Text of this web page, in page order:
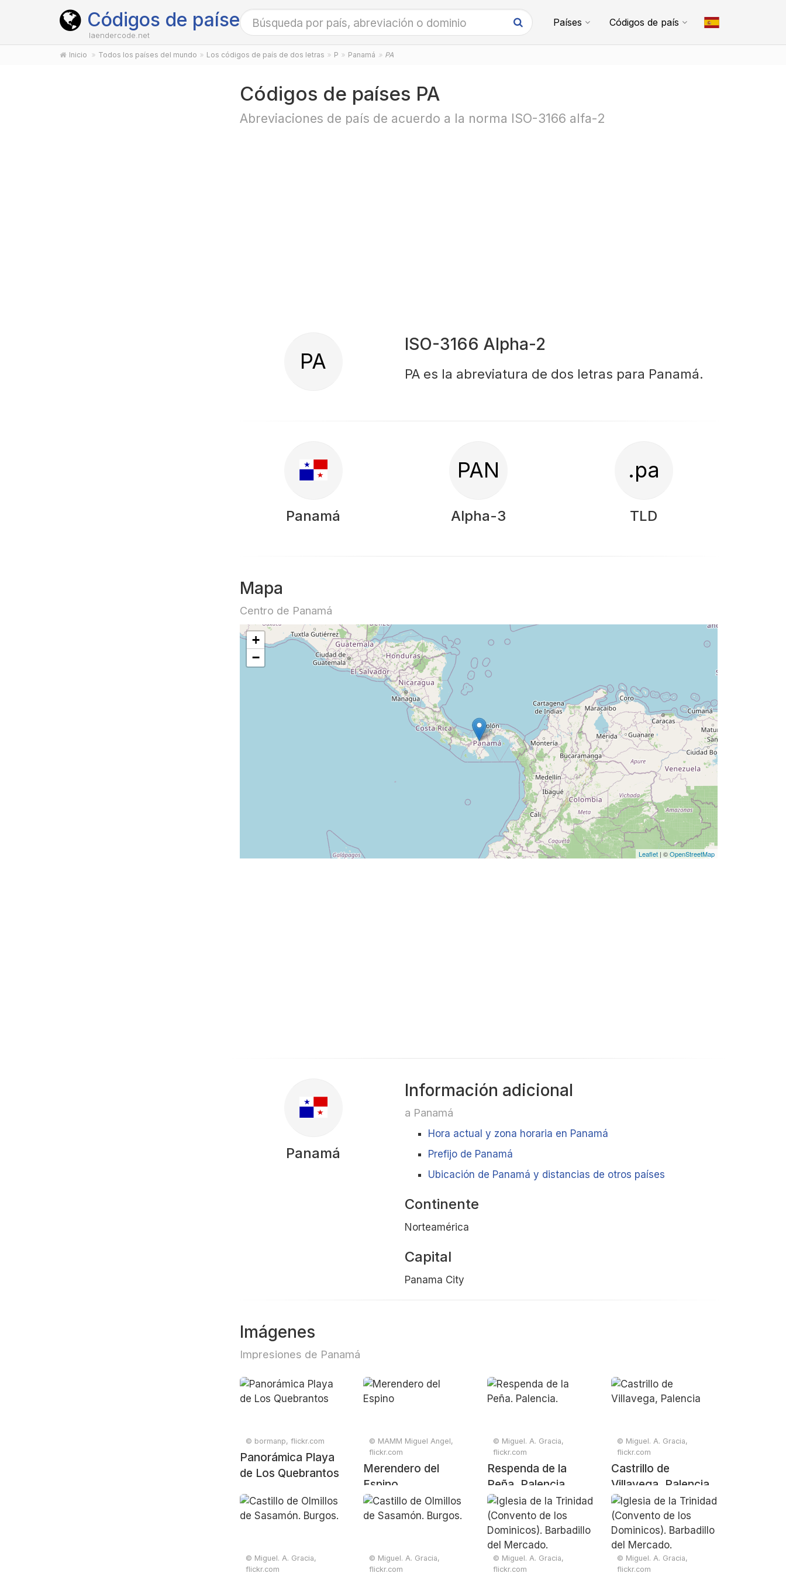
Códigos de países
laendercode.net
Países Códigos de país
Inicio Todos los países del mundo Los códigos de país de dos letras P Panamá PA
Códigos de países PA
Abreviaciones de país de acuerdo a la norma ISO-3166 alfa-2
PA
ISO-3166 Alpha-2
PA es la abreviatura de dos letras para Panamá.
Panamá
PAN
Alpha-3
.pa
TLD
Mapa
Centro de Panamá
+
−
Leaflet | ©OpenStreetMap
Panamá
Información adicional
a Panamá
Hora actual y zona horaria en Panamá
Prefijo de Panamá
Ubicación de Panamá y distancias de otros países
Continente
Norteamérica
Capital
Panama City
Imágenes
Impresiones de Panamá
© bormanp, flickr.com
Panorámica Playa
de Los Quebrantos
© MAMM Miguel Angel,
flickr.com
Merendero del
Espino
© Miguel. A. Gracia,
flickr.com
Respenda de la
Peña. Palencia.
© Miguel. A. Gracia,
flickr.com
Castrillo de
Villavega, Palencia
© Miguel. A. Gracia,
flickr.com
© Miguel. A. Gracia,
flickr.com
© Miguel. A. Gracia,
flickr.com
© Miguel. A. Gracia,
flickr.com